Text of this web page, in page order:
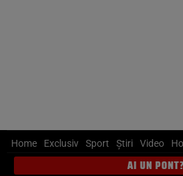
Home Exclusiv Sport Știri Video
AI UN PONT?